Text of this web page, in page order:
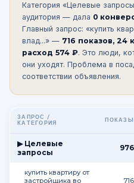
Категория «Целевые
аудитория — дала 0
Главный запрос: «купить
влад...» — 716 показов, 24
расход 574 ₽. Это люди,
они уходят. Проблема в
соответствии объявления.
ЗАПРОС /
КАТЕГОРИЯ
ПОКАЗЫ
▶ Целевые
запросы
976
купить квартиру от
застройщика во
716